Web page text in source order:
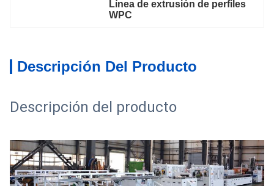
Línea de extrusión de perfiles
WPC
Descripción Del Producto
Descripción del producto